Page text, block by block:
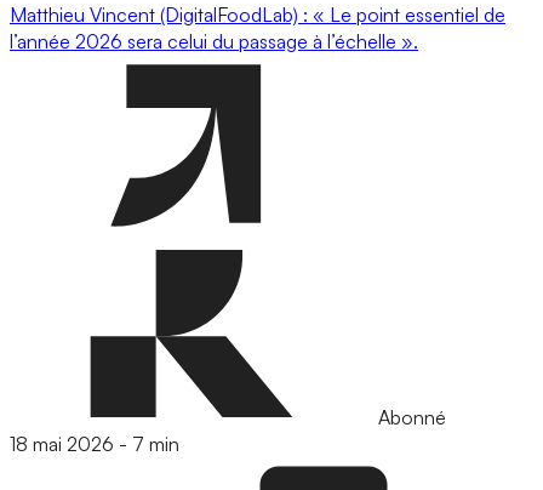
Matthieu Vincent (DigitalFoodLab) : « Le point essentiel de
l’année 2026 sera celui du passage à l’échelle ».
Abonné
18 mai 2026 - 7 min